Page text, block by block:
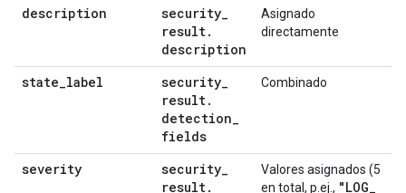
description security_
result.
description
Asignado
directamente
state_label security_
result.
detection_
fields
Combinado
severity security_
result.
Valores asignados (5
en total, p.ej., "LOG_